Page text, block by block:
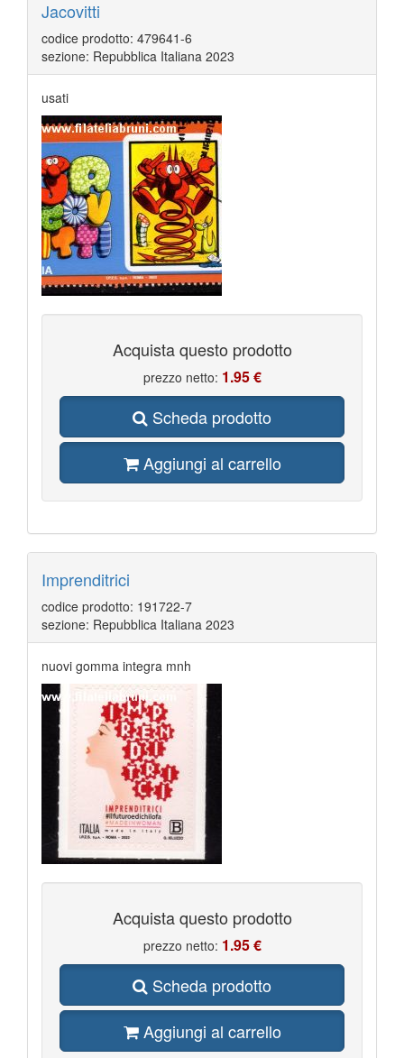
Jacovitti
codice prodotto: 479641-6
sezione: Repubblica Italiana 2023
usati
Acquista questo prodotto
prezzo netto: 1.95 €
Scheda prodotto
Aggiungi al carrello
Imprenditrici
codice prodotto: 191722-7
sezione: Repubblica Italiana 2023
nuovi gomma integra mnh
Acquista questo prodotto
prezzo netto: 1.95 €
Scheda prodotto
Aggiungi al carrello